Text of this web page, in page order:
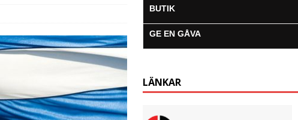
BUTIK
GE EN GÅVA
LÄNKAR